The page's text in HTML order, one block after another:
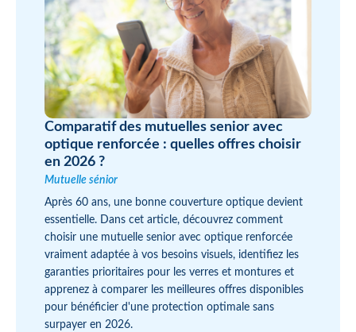
Comparatif des mutuelles senior avec
optique renforcée : quelles offres choisir
en 2026 ?
Mutuelle sénior
Après 60 ans, une bonne couverture optique devient
essentielle. Dans cet article, découvrez comment
choisir une mutuelle senior avec optique renforcée
vraiment adaptée à vos besoins visuels, identifiez les
garanties prioritaires pour les verres et montures et
apprenez à comparer les meilleures offres disponibles
pour bénéficier d'une protection optimale sans
surpayer en 2026.